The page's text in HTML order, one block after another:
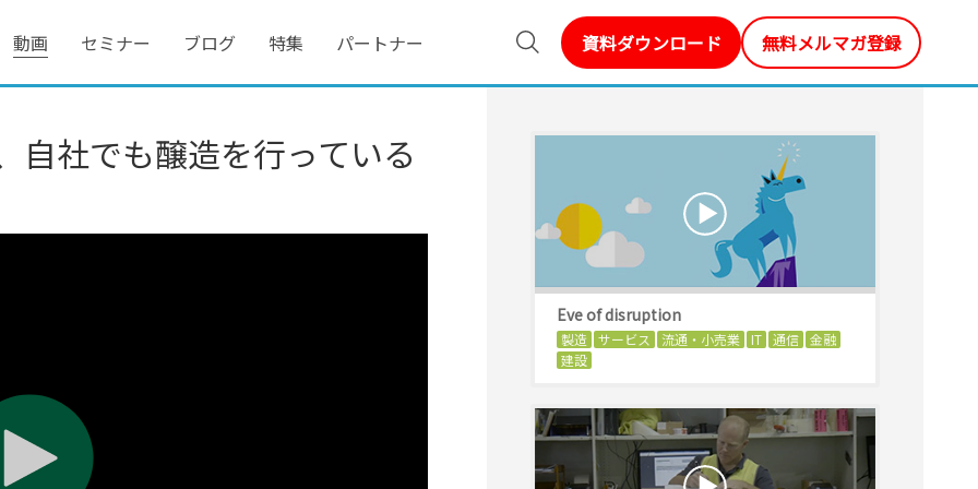
動画 セミナー ブログ 特集 パートナー 資料ダウンロード 無料メルマガ登録
自社でも醸造を行っている
Eve of disruption
製造 サービス 流通・小売業 IT 通信 金融
建設